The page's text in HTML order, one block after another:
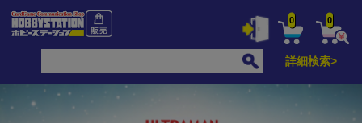
0 0
詳細検索>